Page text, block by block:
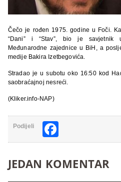
Čečo je rođen 1975. godine u Foči.
“Dani” i “Stav”, bio je savjetnik
Međunarodne zajednice u BiH, a
medije Bakira Izetbegovića.
Stradao je u subotu oko 16:50 kod
saobraćajnoj nesreći.
(Kliker.info-NAP)
Podijeli
JEDAN KOMENTAR